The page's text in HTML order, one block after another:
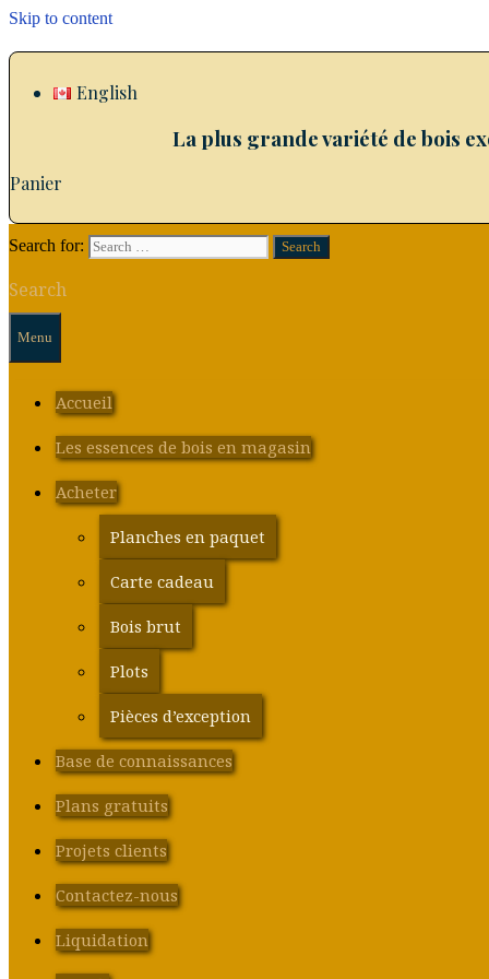
Skip to content
English
La plus grande variété de bois
Panier
Search for:
Search
Menu
Accueil
Les essences de bois en magasin
Acheter
Planches en paquet
Carte cadeau
Bois brut
Plots
Pièces d’exception
Base de connaissances
Plans gratuits
Projets clients
Contactez-nous
Liquidation